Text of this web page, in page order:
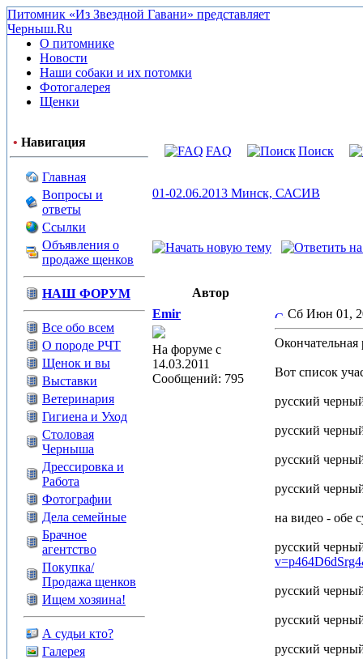
Питомник «Из Звездной Гавани» представляет
Черныш.Ru
О питомнике
Новости
Наши собаки и их потомки
Фотогалерея
Щенки
• Навигация
Главная
Вопросы и
ответы
Ссылки
Объявления о
продаже щенков
НАШ ФОРУМ
Все обо всем
О породе РЧТ
Щенок и вы
Выставки
Ветеринария
Гигиена и Уход
Столовая
Черныша
Дрессировка и
Работа
Фотографии
Дела семейные
Брачное
агентство
Покупка/
Продажа щенков
Ищем хозяина!
А судьи кто?
Галерея
FAQ Поиск
01-02.06.2013 Минск, САСИВ
Автор
Emir
На форуме с
14.03.2011
Сообщений: 795
Сб Июн 01,
Окончательная
Вот список
русский
русский
русский
русский
на видео - обе
русский
русский
русский
русский